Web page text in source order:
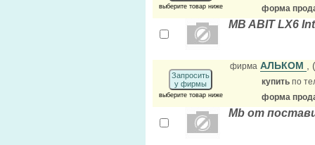
выберите товар ниже
форма
MB ABIT LX6
Запросить
у фирмы
выберите товар ниже
фирма АЛЬКОМ
купить по
форма
Mb от